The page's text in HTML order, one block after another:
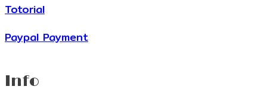
Totorial
Paypal Payment
Info